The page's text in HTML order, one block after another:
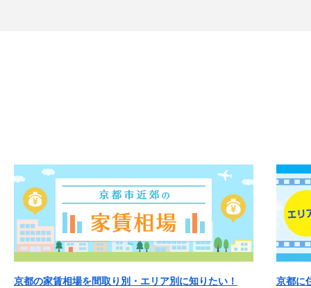
京都の家賃相場を間取り別・エリア別に知りたい！
京都に